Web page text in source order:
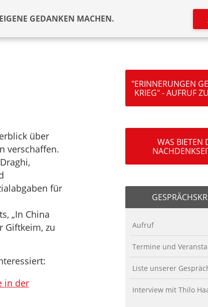
GEDANKEN MACHEN.
über
verschaffen.
für
„In China
Giftkeim, zu
in der
"ERINNERUNGEN
KRIEG" - AUFRUF
WAS BIETEN
Aufruf
Termine und
Liste unserer
Interview mit Thilo